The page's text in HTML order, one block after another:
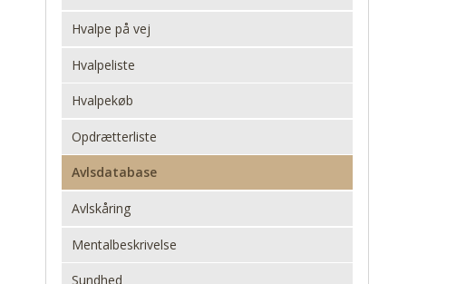
Hvalpe på vej
Hvalpeliste
Hvalpekøb
Opdrætterliste
Avlsdatabase
Avlskåring
Mentalbeskrivelse
Sundhed